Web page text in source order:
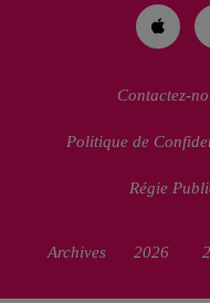
Contactez-
Politique de
Régie
Archives 2026